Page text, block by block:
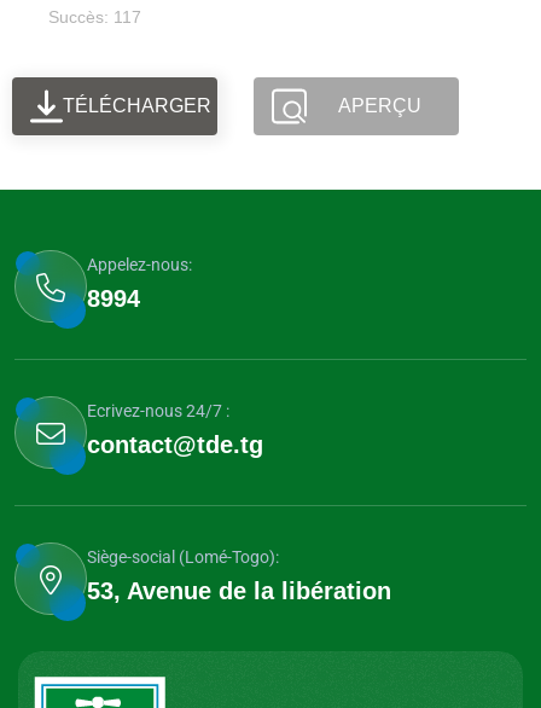
Succès: 117
TÉLÉCHARGER APERÇU
Appelez-nous:
8994
Ecrivez-nous 24/7 :
contact@tde.tg
Siège-social (Lomé-Togo):
53, Avenue de la libération